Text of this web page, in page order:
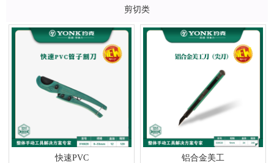
剪切类
快速PVC 铝合金美工